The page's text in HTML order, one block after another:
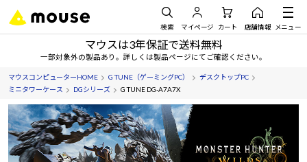
検索 マイページ カート 店舗情報 メニュー
マウスは3年保証で送料無料
一部対象外の製品あり。詳しくは製品ページにてご確認ください。
マウスコンピューターHOME G TUNE（ゲーミングPC）
デスクトップPC
ミニタワーケース
DGシリーズ G TUNE DG-A7A7X